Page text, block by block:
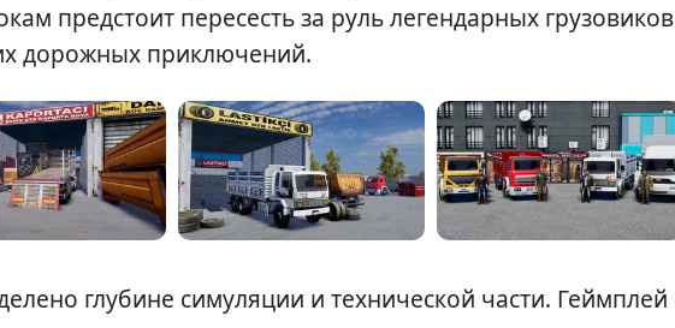
предстоит пересесть за руль легендарных грузовиков
дорожных приключений.
глубине симуляции и технической части. Геймплей